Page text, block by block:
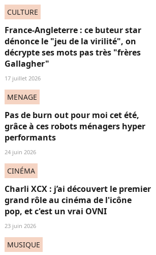
CULTURE
France-Angleterre : ce buteur star
dénonce le "jeu de la virilité", on
décrypte ses mots pas très "frères
Gallagher"
17 juillet 2026
MENAGE
Pas de burn out pour moi cet été,
grâce à ces robots ménagers hyper
performants
24 juin 2026
CINÉMA
Charli XCX : j’ai découvert le premier
grand rôle au cinéma de l'icône
pop, et c'est un vrai OVNI
23 juin 2026
MUSIQUE